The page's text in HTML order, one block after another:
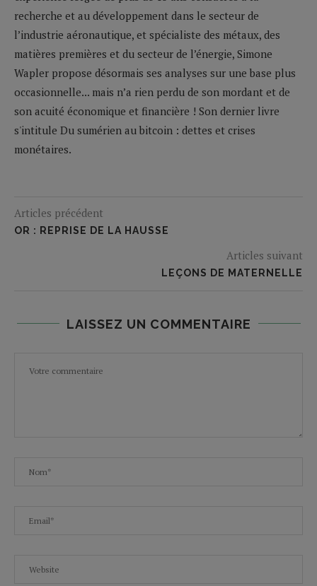
recherche et au développement dans le secteur de
l’industrie aéronautique, et spécialiste des métaux, des
matières premières et du secteur de l’énergie, Simone
Wapler propose désormais ses analyses sur une base plus
occasionnelle... mais n’a rien perdu de son mordant et de
son acuité économique et financière ! Son dernier livre
s'intitule Du sumérien au bitcoin : dettes et crises
monétaires.
Articles précédent
OR : REPRISE DE LA HAUSSE
Articles suivant
LEÇONS DE MATERNELLE
LAISSEZ UN COMMENTAIRE